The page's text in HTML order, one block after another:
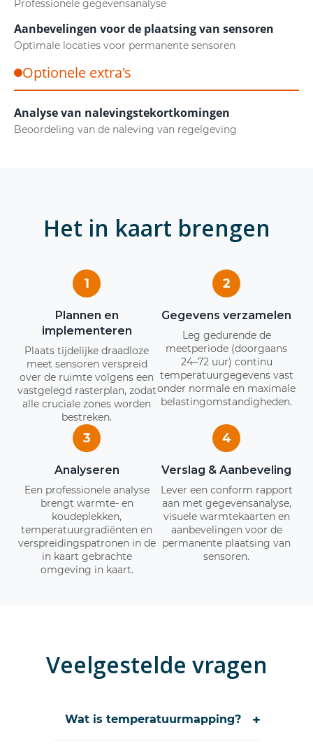
Professionele gegevensanalyse
Aanbevelingen voor de plaatsing van sensoren
Optimale locaties voor permanente sensoren
Optionele extra's
Analyse van nalevingstekortkomingen
Beoordeling van de naleving van regelgeving
Het in kaart brengen
1
Plannen en
implementeren
Plaats tijdelijke draadloze
meet sensoren verspreid
over de ruimte volgens een
vastgelegd rasterplan, zodat
alle cruciale zones worden
bestreken.
2
Gegevens verzamelen
Leg gedurende de
meetperiode (doorgaans
24–72 uur) continu
temperatuurgegevens vast
onder normale en maximale
belastingomstandigheden.
3
Analyseren
Een professionele analyse
brengt warmte- en
koudeplekken,
temperatuurgradiënten en
verspreidingspatronen in de
in kaart gebrachte
omgeving in kaart.
4
Verslag & Aanbeveling
Lever een conform rapport
aan met gegevensanalyse,
visuele warmtekaarten en
aanbevelingen voor de
permanente plaatsing van
sensoren.
Veelgestelde vragen
Wat is temperatuurmapping? +